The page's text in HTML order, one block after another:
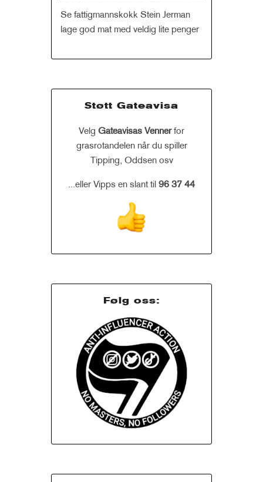
Se fattigmannskokk Stein Jerman
lage god mat med veldig lite penger
Støtt Gateavisa
Velg Gateavisas Vennerfor
grasrotandelen når du spiller
Tipping, Oddsen osv
...eller Vipps en slant til 96 37 44
Følg oss: